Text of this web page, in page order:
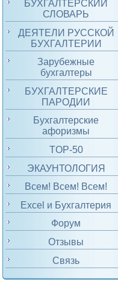
БУХГАЛТЕРСКИЙ
СЛОВАРЬ
ДЕЯТЕЛИ РУССКОЙ
БУХГАЛТЕРИИ
Зарубежные
бухгалтеры
БУХГАЛТЕРСКИЕ
ПАРОДИИ
Бухгалтерские
афоризмы
TOP-50
ЭКАУНТОЛОГИЯ
Всем! Всем! Всем!
Excel и Бухгалтерия
Форум
Отзывы
Связь